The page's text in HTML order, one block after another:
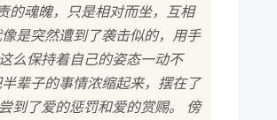
的魂魄，只是相对而坐，互相
是突然遭到了袭击似的，用手
么保持着自己的姿态一动不
辈子的事情浓缩起来，摆在了
到了爱的惩罚和爱的赏赐。 傍